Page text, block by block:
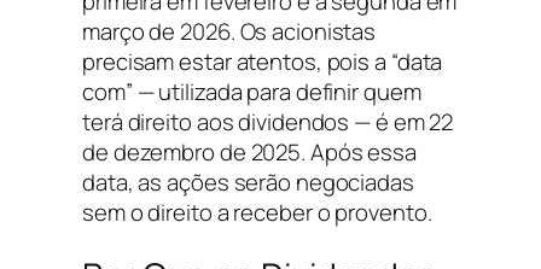
março de 2026. Os acionistas
precisam estar atentos, pois a “data
com” — utilizada para definir quem
terá direito aos dividendos — é em 22
de dezembro de 2025. Após essa
data, as ações serão negociadas
sem o direito a receber o provento.